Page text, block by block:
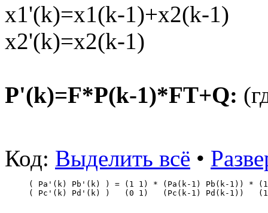
x1'(k)=x1(k-1)+x2(k-1)
x2'(k)=x2(k-1)
P'(k)=F*P(k-1)*FT+Q:
Код: Выделить всё •
( Pa'(k) Pb'(k) ) = (1 1) * (Pa(k-1) Pb(k-1)) *
( Pc'(k) Pd'(k) )   (0 1)   (Pc(k-1) Pd(k-1))